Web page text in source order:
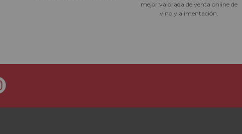
mejor valorada de venta online de
vino y alimentación.